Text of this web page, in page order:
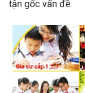
tận gốc vấn đề.